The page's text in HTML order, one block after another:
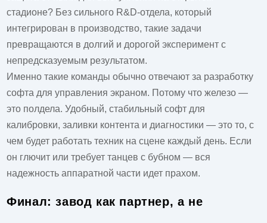
стадионе? Без сильного R&D-отдела, который
интегрирован в производство, такие задачи
превращаются в долгий и дорогой эксперимент с
непредсказуемым результатом.
Именно такие команды обычно отвечают за разработку
софта для управления экраном. Потому что железо —
это полдела. Удобный, стабильный софт для
калибровки, заливки контента и диагностики — это то, с
чем будет работать техник на сцене каждый день. Если
он глючит или требует танцев с бубном — вся
надежность аппаратной части идет прахом.
Финал: завод как партнер, а не